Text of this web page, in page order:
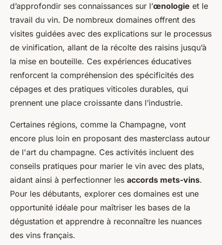
d’approfondir ses connaissances sur l’œnologie et le
travail du vin. De nombreux domaines offrent des
visites guidées avec des explications sur le processus
de vinification, allant de la récolte des raisins jusqu’à
la mise en bouteille. Ces expériences éducatives
renforcent la compréhension des spécificités des
cépages et des pratiques viticoles durables, qui
prennent une place croissante dans l’industrie.
Certaines régions, comme la Champagne, vont
encore plus loin en proposant des masterclass autour
de l'art du champagne. Ces activités incluent des
conseils pratiques pour marier le vin avec des plats,
aidant ainsi à perfectionner les accords mets-vins.
Pour les débutants, explorer ces domaines est une
opportunité idéale pour maîtriser les bases de la
dégustation et apprendre à reconnaître les nuances
des vins français.